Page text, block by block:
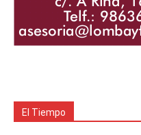
El Tiempo